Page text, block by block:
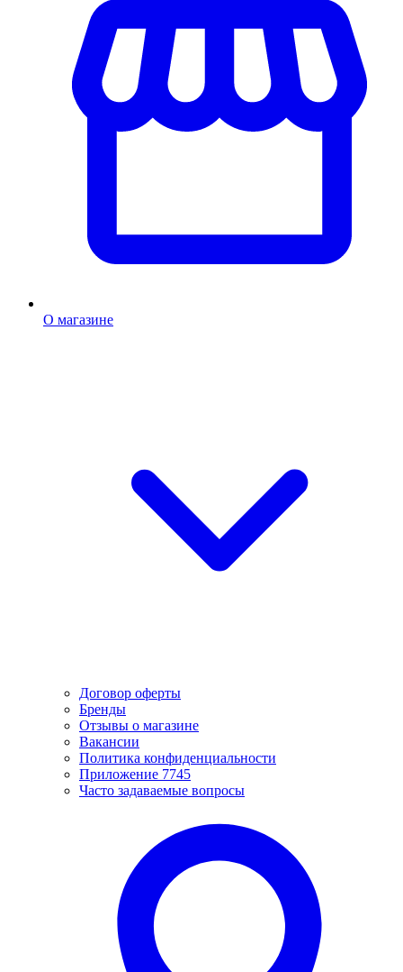
О магазине
Договор оферты
Бренды
Отзывы о магазине
Вакансии
Политика конфиденциальности
Приложение 7745
Часто задаваемые вопросы